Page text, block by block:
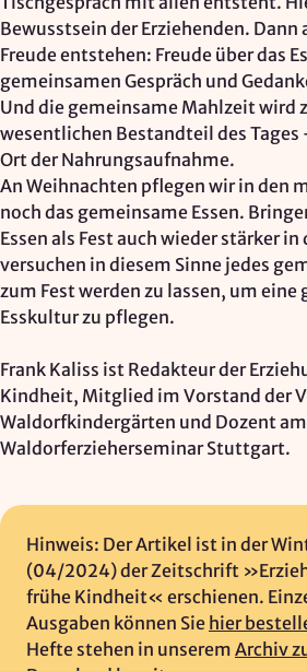
Bewusstsein der Erziehenden. Dann
Freude entstehen: Freude über das
gemeinsamen Gespräch und
Und die gemeinsame Mahlzeit wird
wesentlichen Bestandteil des Tages
Ort der Nahrungsaufnahme.
An Weihnachten pflegen wir in den
noch das gemeinsame Essen.
Essen als Fest auch wieder stärker
versuchen in diesem Sinne jedes
zum Fest werden zu lassen, um eine
Esskultur zu pflegen.
Frank Kaliss ist Redakteur der
Kindheit, Mitglied im Vorstand der
Waldorfkindergärten und Dozent am
Waldorferzieherseminar Stuttgart.
Hinweis: Der Artikel ist in der
(04/2024) der Zeitschrift
frühe Kindheit« erschienen.
Ausgaben können Sie hier
Hefte stehen in unserem Archiv